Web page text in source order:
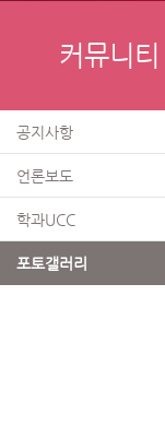
커뮤니티
공지사항
언론보도
학과UCC
포토갤러리